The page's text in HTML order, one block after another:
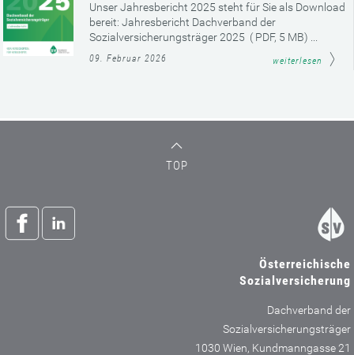
Unser Jahresbericht 2025 steht für Sie als Download
bereit: Jahresbericht Dachverband der
Sozialversicherungsträger 2025 ( PDF, 5 MB) ...
09. Februar 2026 weiterlesen
TOP
Österreichische
Sozialversicherung
Dachverband der
Sozialversicherungsträger
1030 Wien, Kundmanngasse 21